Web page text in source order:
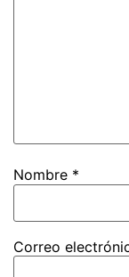
Nombre *
Correo